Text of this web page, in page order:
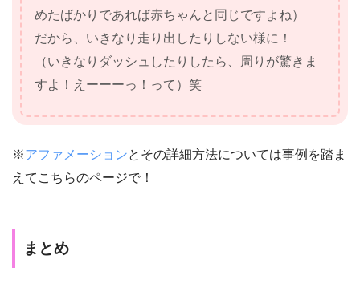
めたばかりであれば赤ちゃんと同じですよね）
だから、いきなり走り出したりしない様に！
（いきなりダッシュしたりしたら、周りが驚きま
すよ！えーーーっ！って）笑
※アファメーションとその詳細方法については事例を踏ま
えてこちらのページで！
まとめ